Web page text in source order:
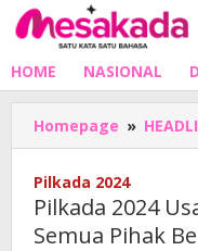
Lewati
ke
HOME NASIONAL
Homepage »
Pilkada 2024
Pilkada 2024
Semua Pihak